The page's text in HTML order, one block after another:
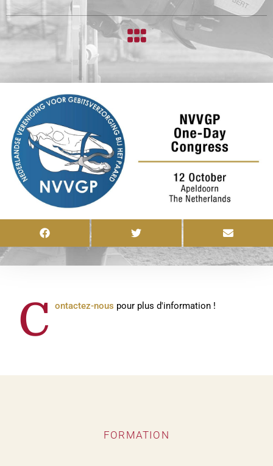
C ontactez-nous pour plus d'information !
FORMATION